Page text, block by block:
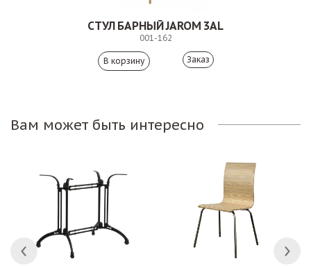
СТУЛ БАРНЫЙ JAROM 3AL
001-162
Заказ
Вам может быть интересно